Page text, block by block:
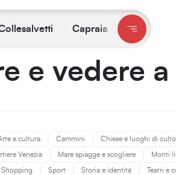
Capraia
e vedere
e cultura Cammini Chiese e luoghi di culto
Venezia Mare spiagge e scogliere Monti
Shopping Sport Storia e identità Teatri e